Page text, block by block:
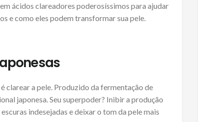
ácidos clareadores poderosíssimos para ajudar
e como eles podem transformar sua pele.
clarear a pele. Produzido da fermentação de
japonesa. Seu superpoder? Inibir a produção
indesejadas e deixar o tom da pele mais